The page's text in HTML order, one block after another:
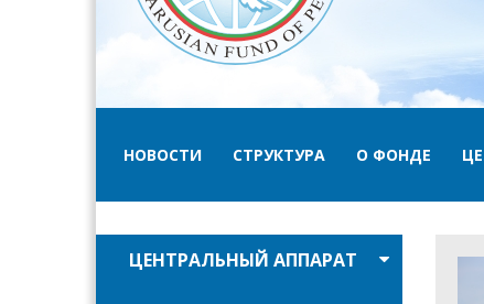
НОВОСТИ СТРУКТУРА О ФОНДЕ
ЦЕНТРАЛЬНЫЙ АППАРАТ